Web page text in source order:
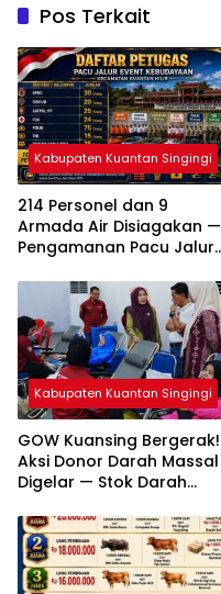
Pos Terkait
Kabupaten Kuantan Singingi
214 Personel dan 9
Armada Air Disiagakan —
Pengamanan Pacu Jalur
Dipastikan Maksimal
Kabupaten Kuantan Singingi
GOW Kuansing Bergerak!
Aksi Donor Darah Massal
Digelar — Stok Darah
Kemanusiaan